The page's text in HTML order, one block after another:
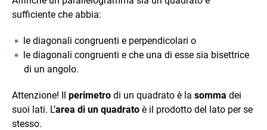
sufficiente che abbia:
le diagonali congruenti e perpendicolari o
le diagonali congruenti e che una di esse sia bisettrice
di un angolo.
Attenzione! Il perimetro di un quadrato è la somma dei
suoi lati. L’area di un quadrato è il prodotto del lato per se
stesso.